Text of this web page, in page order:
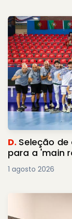
D. Seleção
para a 'main
1 agosto 2026